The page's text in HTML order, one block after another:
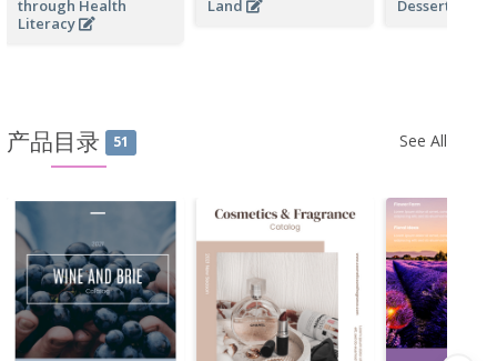
through Health
Literacy
Land
Desserts
产品目录 51 See All